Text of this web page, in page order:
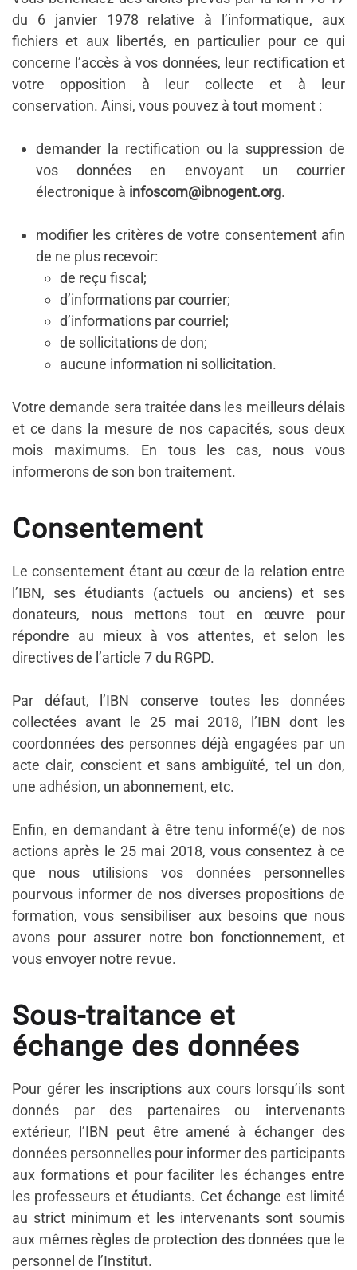
du 6 janvier 1978 relative à l’informatique, aux
fichiers et aux libertés, en particulier pour ce qui
concerne l’accès à vos données, leur rectification et
votre opposition à leur collecte et à leur
conservation. Ainsi, vous pouvez à tout moment :
demander la rectification ou la suppression de
vos données en envoyant un courrier
électronique à infoscom@ibnogent.org.
modifier les critères de votre consentement afin
de ne plus recevoir:
de reçu fiscal;
d’informations par courrier;
d’informations par courriel;
de sollicitations de don;
aucune information ni sollicitation.
Votre demande sera traitée dans les meilleurs délais
et ce dans la mesure de nos capacités, sous deux
mois maximums. En tous les cas, nous vous
informerons de son bon traitement.
Consentement
Le consentement étant au cœur de la relation entre
l’IBN, ses étudiants (actuels ou anciens) et ses
donateurs, nous mettons tout en œuvre pour
répondre au mieux à vos attentes, et selon les
directives de l’article 7 du RGPD.
Par défaut, l’IBN conserve toutes les données
collectées avant le 25 mai 2018, l’IBN dont les
coordonnées des personnes déjà engagées par un
acte clair, conscient et sans ambiguïté, tel un don,
une adhésion, un abonnement, etc.
Enfin, en demandant à être tenu informé(e) de nos
actions après le 25 mai 2018, vous consentez à ce
que nous utilisions vos données personnelles
pour vous informer de nos diverses propositions de
formation, vous sensibiliser aux besoins que nous
avons pour assurer notre bon fonctionnement, et
vous envoyer notre revue.
Sous-traitance et
échange des données
Pour gérer les inscriptions aux cours lorsqu’ils sont
donnés par des partenaires ou intervenants
extérieur, l’IBN peut être amené à échanger des
données personnelles pour informer des participants
aux formations et pour faciliter les échanges entre
les professeurs et étudiants. Cet échange est limité
au strict minimum et les intervenants sont soumis
aux mêmes règles de protection des données que le
personnel de l’Institut.